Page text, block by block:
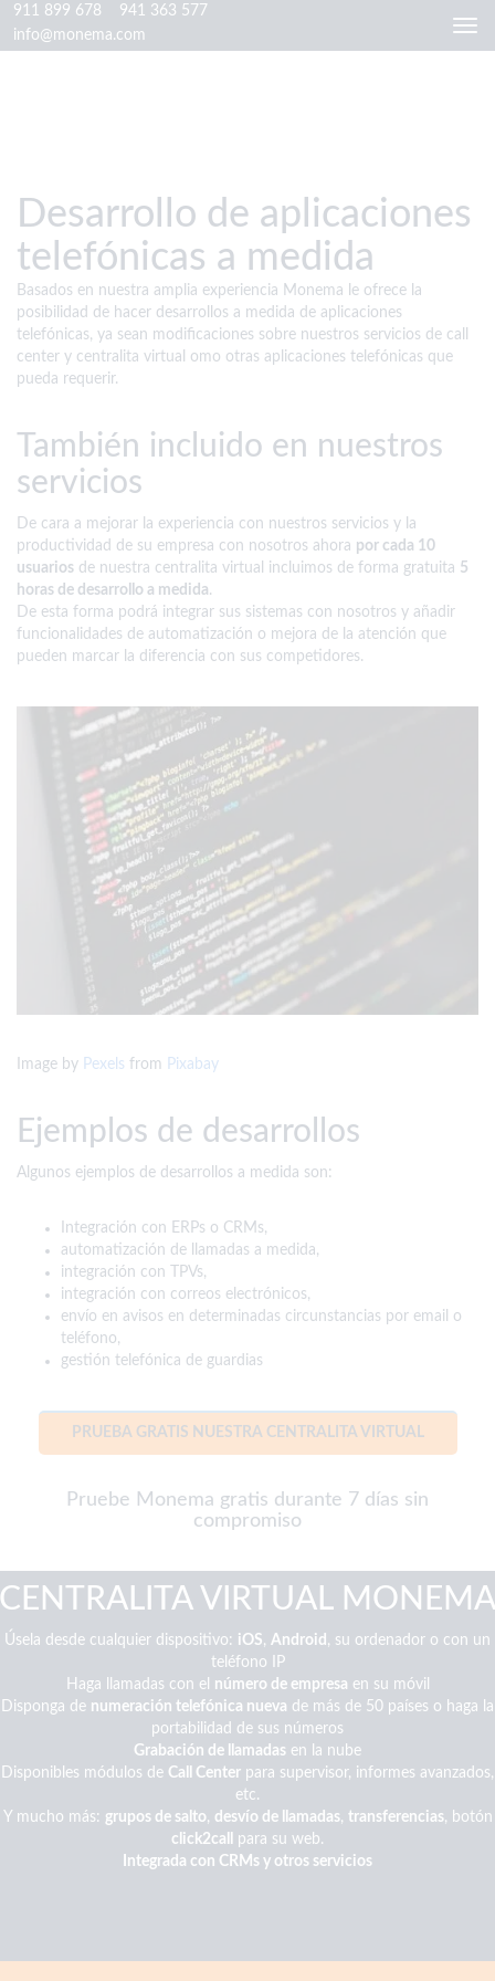
911 899 678
941 363 577
info@monema.com
Desarrollo de aplicaciones
telefónicas a medida
Basados en nuestra amplia experiencia Monema le ofrece la
posibilidad de hacer desarrollos a medida de aplicaciones
telefónicas, ya sean modificaciones sobre nuestros servicios de call
center y centralita virtual omo otras aplicaciones telefónicas que
pueda requerir.
También incluido en nuestros
servicios
De cara a mejorar la experiencia con nuestros servicios y la
productividad de su empresa con nosotros ahora por cada 10
usuarios de nuestra centralita virtual incluimos de forma gratuita 5
horas de desarrollo a medida.
De esta forma podrá integrar sus sistemas con nosotros y añadir
funcionalidades de automatización o mejora de la atención que
pueden marcar la diferencia con sus competidores.
Image by Pexels from Pixabay
Ejemplos de desarrollos
Algunos ejemplos de desarrollos a medida son:
Integración con ERPs o CRMs,
automatización de llamadas a medida,
integración con TPVs,
integración con correos electrónicos,
envío en avisos en determinadas circunstancias por email o
teléfono,
gestión telefónica de guardias
PRUEBA GRATIS NUESTRA CENTRALITA VIRTUAL
Pruebe Monema gratis durante 7 días sin
compromiso
CENTRALITA VIRTUAL MONEMA
Úsela desde cualquier dispositivo: iOS, Android , su ordenador o con un
teléfono IP
Haga llamadas con el número de empresa en su móvil
Disponga de numeración telefónica nueva de más de 50 países o haga la
portabilidad de sus números
Grabación de llamadas en la nube
Disponibles módulos de Call Center para supervisor, informes avanzados,
etc.
Y mucho más: grupos de salto, desvío de llamadas, transferencias, botón
click2call
para su web.
Integrada con CRMs y otros servicios